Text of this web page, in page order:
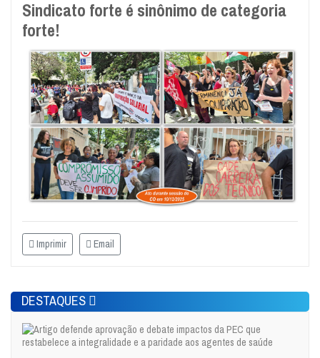
Sindicato forte é sinônimo de categoria
forte!
Imprimir Email
DESTAQUES